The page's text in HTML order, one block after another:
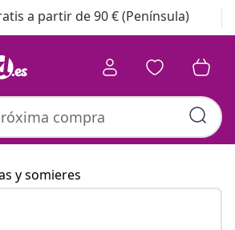
a partir de 90 € (Península)
y somieres